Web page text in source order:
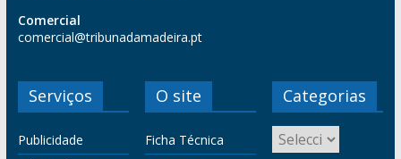
Comercial
comercial@tribunadamadeira.pt
Serviços
Publicidade
O site
Ficha Técnica
Categorias